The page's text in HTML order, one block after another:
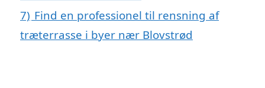
7) Find en professionel til rensning af
træterrasse i byer nær Blovstrød